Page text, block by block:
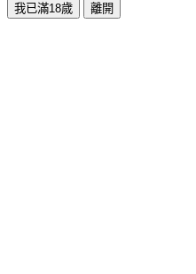
我已滿18歲 離開